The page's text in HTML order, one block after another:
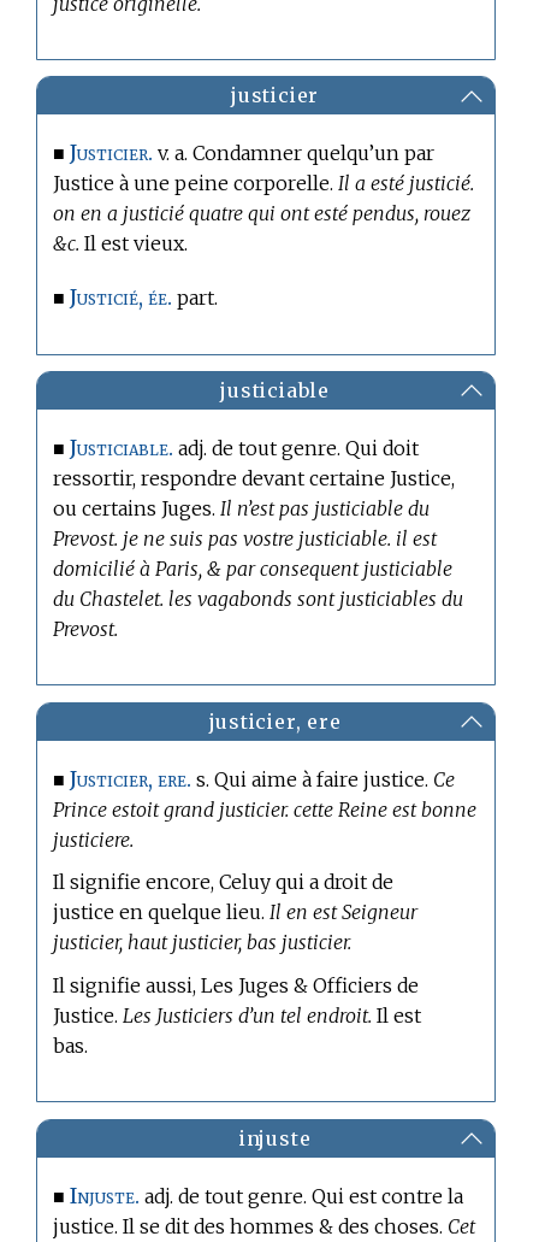
justicier
■Justicier. v. a. Condamner quelqu’un par
Justice à une peine corporelle.Il a esté justicié.
on en a justicié quatre qui ont esté pendus, rouez
&c. Il est vieux.
■Justicié, ée. part.
justiciable
■Justiciable. adj. de tout genre. Qui doit
ressortir, respondre devant certaine Justice,
ou certains Juges.Il n’est pas justiciable du
Prevost. je ne suis pas vostre justiciable. il est
domicilié à Paris, & par consequent justiciable
du Chastelet. les vagabonds sont justiciables du
Prevost.
justicier, ere
■Justicier, ere. s. Qui aime à faire justice. Ce
Prince estoit grand justicier. cette Reine est bonne
justiciere.
Il signifie encore, Celuy qui a droit de
justice en quelque lieu.Il en est Seigneur
justicier, haut justicier, bas justicier.
Il signifie aussi, Les Juges & Officiers de
Justice.Les Justiciers d’un tel endroit. Il est
bas.
injuste
■Injuste. adj. de tout genre. Qui est contre la
justice. Il se dit des hommes & des choses. Cet